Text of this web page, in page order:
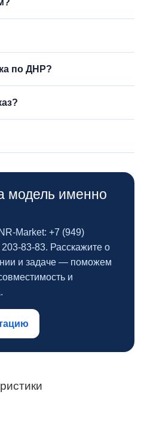
по ДНР?
модель именно
+7 (949)
Расскажите о
и задаче — поможем
и